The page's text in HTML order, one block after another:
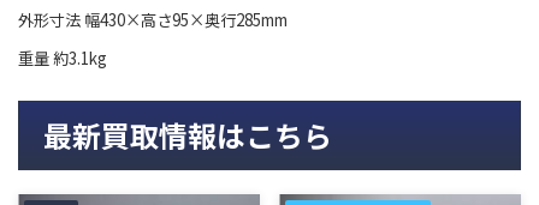
外形寸法 幅430×高さ95×奥行285mm
重量 約3.1kg
最新買取情報はこちら